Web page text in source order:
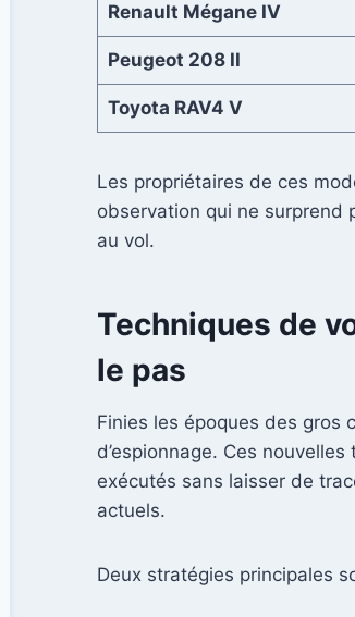
Renault Mégane IV
Peugeot 208 II
Toyota RAV4 V
Les propriétaires de ces
observation qui ne surprend
au vol.
Techniques de
le pas
Finies les époques des gros
d’espionnage. Ces
exécutés sans laisser de
actuels.
Deux stratégies principales